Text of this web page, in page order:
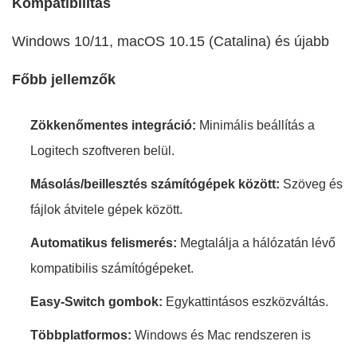
Kompatibilitás
Windows 10/11, macOS 10.15 (Catalina) és újabb
Főbb jellemzők
Zökkenőmentes integráció: Minimális beállítás a
Logitech szoftveren belül.
Másolás/beillesztés számítógépek között: Szöveg és
fájlok átvitele gépek között.
Automatikus felismerés: Megtalálja a hálózatán lévő
kompatibilis számítógépeket.
Easy-Switch gombok: Egykattintásos eszközváltás.
Többplatformos: Windows és Mac rendszeren is